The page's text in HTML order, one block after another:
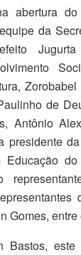
abertura
da
de
Antônio
presidente
Educação
Gomes, entre
Bastos,